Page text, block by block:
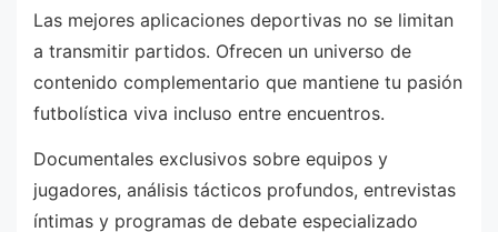
Las mejores aplicaciones deportivas no se limitan
a transmitir partidos. Ofrecen un universo de
contenido complementario que mantiene tu pasión
futbolística viva incluso entre encuentros.
Documentales exclusivos sobre equipos y
jugadores, análisis tácticos profundos, entrevistas
íntimas y programas de debate especializado